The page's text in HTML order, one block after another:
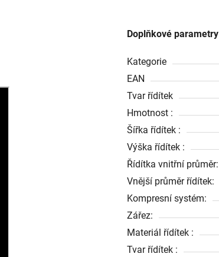
Doplňkové parametry
Kategorie
EAN
Tvar řídítek
Hmotnost :
Šířka řídítek :
Výška řídítek :
Řídítka vnitřní průměr:
Vnější průměr řídítek:
Kompresní systém:
Zářez:
Materiál řídítek :
Tvar řídítek :